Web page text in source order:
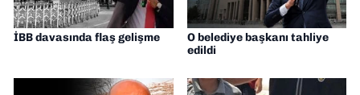
İBB davasında flaş gelişme
O belediye başkanı tahliye
edildi